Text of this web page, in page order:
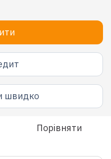
швидко
Порівняти